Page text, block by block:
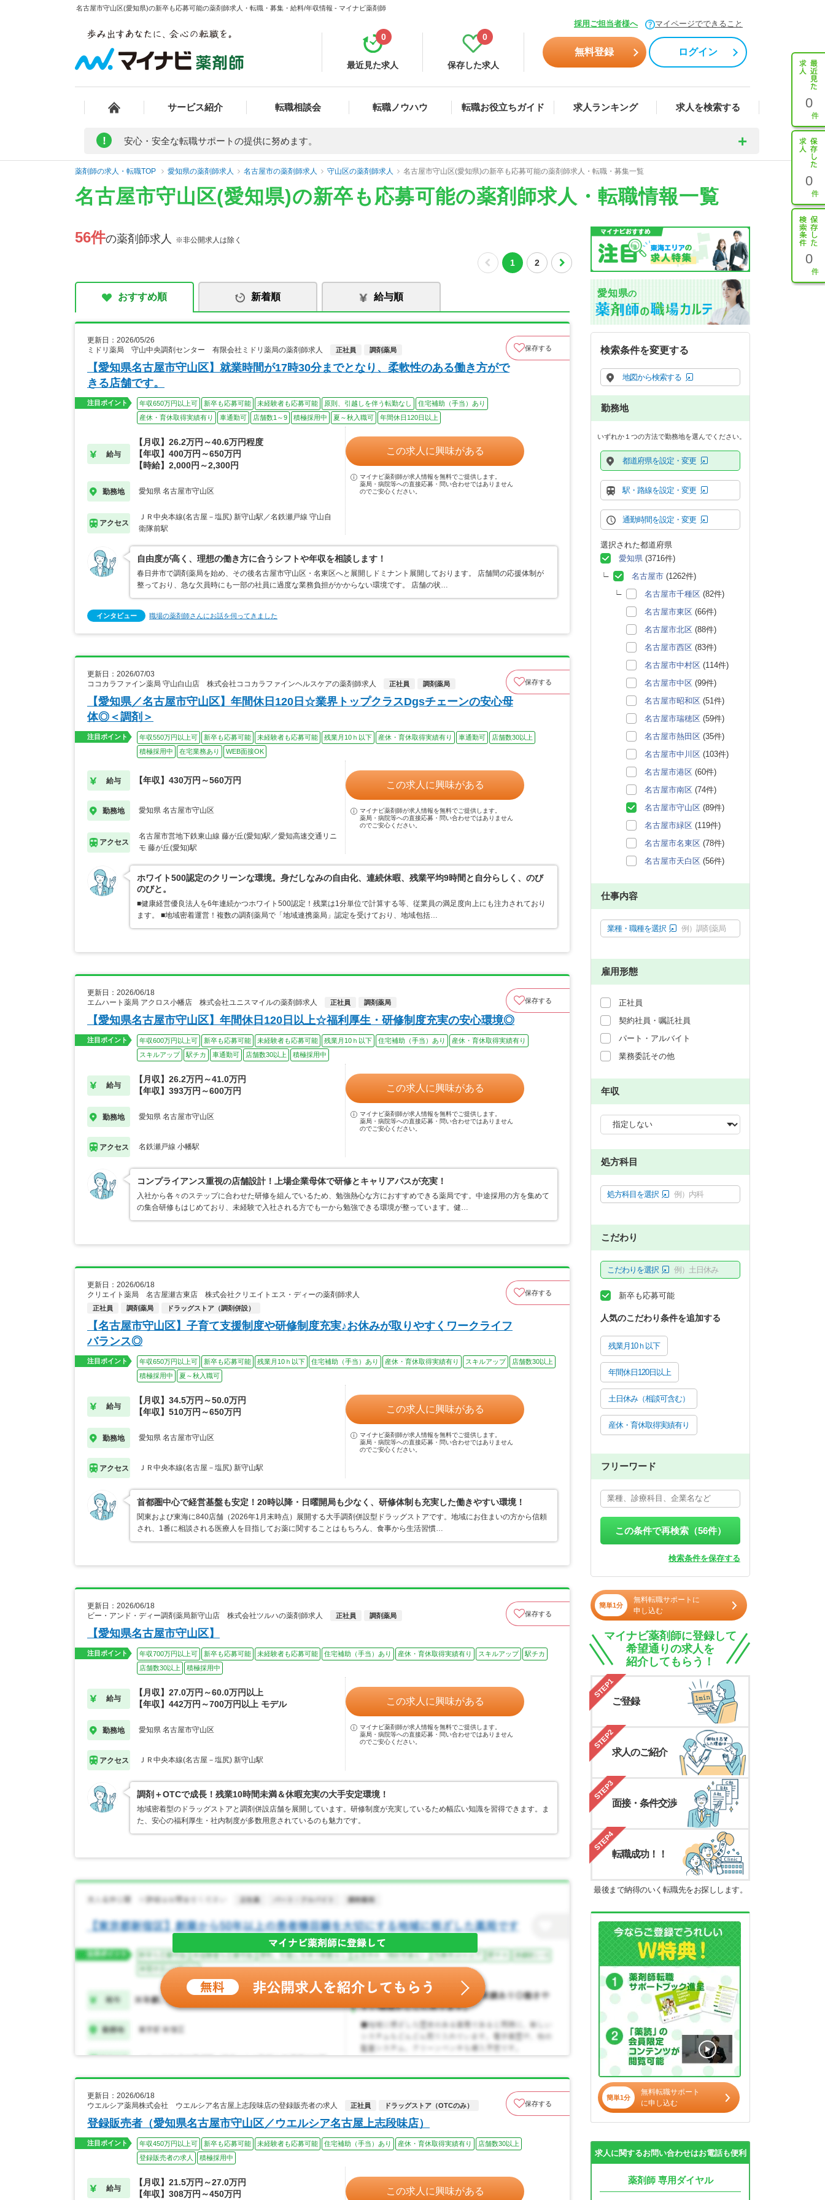
名古屋市守山区(愛知県)の新卒も応募可能の薬剤師求人・転職・募集・給料/年収情報 - マイナビ薬剤師
採用ご担当者様へ マイページでできること
最近見た求人
0
保存した求人
0
無料登録 ログイン
サービス紹介 転職相談会 転職ノウハウ 転職お役立ちガイド 求人ランキング 求人を検索する 0
0
0
! 安心・安全な転職サポートの提供に努めます。
薬剤師の求人・転職TOP 愛知県の薬剤師求人 名古屋市の薬剤師求人 守山区の薬剤師求人 名古屋市守山区(愛知県)の新卒も応募可能の薬剤師求人・転職・募集一覧
名古屋市守山区(愛知県)の新卒も応募可能の薬剤師求人・転職情報一覧
56件の薬剤師求人 ※非公開求人は除く
1 2
おすすめ順 新着順 給与順
更新日：2026/05/26
ミドリ薬局 守山中央調剤センター 有限会社ミドリ薬局の薬剤師求人
正社員 調剤薬局 保存する
【愛知県名古屋市守山区】就業時間が17時30分までとなり、柔軟性のある働き方がで
きる店舗です。
注目ポイント 年収650万円以上可 新卒も応募可能 未経験者も応募可能 原則、引越しを伴う転勤なし
住宅補助（手当）あり
産休・育休取得実績有り
車通勤可 店舗数1～9 積極採用中 夏～秋入職可 年間休日120日以上
給与
【月収】26.2万円～40.6万円程度
【年収】400万円～650万円
【時給】2,000円～2,300円
勤務地 愛知県 名古屋市守山区
アクセス
ＪＲ中央本線(名古屋－塩尻) 新守山駅／名鉄瀬戸線 守山自
衛隊前駅
この求人に興味がある
マイナビ薬剤師が求人情報を無料でご提供します。
薬局・病院等への直接応募・問い合わせではありません
のでご安心ください。
自由度が高く、理想の働き方に合うシフトや年収を相談します！
春日井市で調剤薬局を始め、その後名古屋市守山区・名東区へと展開しドミナント展開しております。 店舗間の応援体制が
整っており、急な欠員時にも一部の社員に過度な業務負担がかからない環境です。 店舗の状…
インタビュー 職場の薬剤師さんにお話を伺ってきました
更新日：2026/07/03
ココカラファイン薬局 守山白山店 株式会社ココカラファインヘルスケアの薬剤師求人
正社員 調剤薬局 保存する
【愛知県／名古屋市守山区】年間休日120日☆業界トップクラスDgsチェーンの安心母
体◎＜調剤＞
注目ポイント 年収550万円以上可 新卒も応募可能 未経験者も応募可能 残業月10ｈ以下 産休・育休取得実績有り 車通勤可
店舗数30以上
積極採用中
在宅業務あり WEB面接OK
給与 【年収】430万円～560万円
勤務地 愛知県 名古屋市守山区
アクセス
名古屋市営地下鉄東山線 藤が丘(愛知)駅／愛知高速交通リニ
モ 藤が丘(愛知)駅
この求人に興味がある
マイナビ薬剤師が求人情報を無料でご提供します。
薬局・病院等への直接応募・問い合わせではありません
のでご安心ください。
ホワイト500認定のクリーンな環境。身だしなみの自由化、連続休暇、残業平均9時間と自分らしく、のび
のびと。
■健康経営優良法人を6年連続かつホワイト500認定！残業は1分単位で計算する等、従業員の満足度向上にも注力されており
ます。 ■地域密着運営！複数の調剤薬局で「地域連携薬局」認定を受けており、地域包括…
更新日：2026/06/18
エムハート薬局 アクロス小幡店 株式会社ユニスマイルの薬剤師求人
正社員 調剤薬局 保存する
【愛知県名古屋市守山区】年間休日120日以上☆福利厚生・研修制度充実の安心環境◎
注目ポイント 年収600万円以上可 新卒も応募可能 未経験者も応募可能 残業月10ｈ以下 住宅補助（手当）あり
産休・育休取得実績有り
スキルアップ
駅チカ 車通勤可 店舗数30以上 積極採用中
給与
【月収】26.2万円～41.0万円
【年収】393万円～600万円
勤務地 愛知県 名古屋市守山区
アクセス 名鉄瀬戸線 小幡駅
この求人に興味がある
マイナビ薬剤師が求人情報を無料でご提供します。
薬局・病院等への直接応募・問い合わせではありません
のでご安心ください。
コンプライアンス重視の店舗設計！上場企業母体で研修とキャリアパスが充実！
入社から各々のステップに合わせた研修を組んでいるため、勉強熱心な方におすすめできる薬局です。中途採用の方を集めて
の集合研修もはじめており、未経験で入社される方でも一から勉強できる環境が整っています。健…
更新日：2026/06/18
クリエイト薬局 名古屋瀬古東店 株式会社クリエイトエス・ディーの薬剤師求人
正社員 調剤薬局 ドラッグストア（調剤併設）
保存する
【名古屋市守山区】子育て支援制度や研修制度充実♪お休みが取りやすくワークライフ
バランス◎
注目ポイント 年収650万円以上可 新卒も応募可能 残業月10ｈ以下 住宅補助（手当）あり 産休・育休取得実績有り スキルアップ
店舗数30以上
積極採用中
夏～秋入職可
給与
【月収】34.5万円～50.0万円
【年収】510万円～650万円
勤務地 愛知県 名古屋市守山区
アクセス ＪＲ中央本線(名古屋－塩尻) 新守山駅
この求人に興味がある
マイナビ薬剤師が求人情報を無料でご提供します。
薬局・病院等への直接応募・問い合わせではありません
のでご安心ください。
首都圏中心で経営基盤も安定！20時以降・日曜開局も少なく、研修体制も充実した働きやすい環境！
関東および東海に840店舗（2026年1月末時点）展開する大手調剤併設型ドラッグストアです。地域にお住まいの方から信頼
され、1番に相談される医療人を目指してお薬に関することはもちろん、食事から生活習慣…
更新日：2026/06/18
ビー・アンド・ディー調剤薬局新守山店 株式会社ツルハの薬剤師求人
正社員 調剤薬局 保存する
【愛知県名古屋市守山区】
注目ポイント 年収700万円以上可 新卒も応募可能 未経験者も応募可能 住宅補助（手当）あり 産休・育休取得実績有り スキルアップ
駅チカ
店舗数30以上
積極採用中
給与
【月収】27.0万円～60.0万円以上
【年収】442万円～700万円以上 モデル
勤務地 愛知県 名古屋市守山区
アクセス ＪＲ中央本線(名古屋－塩尻) 新守山駅
この求人に興味がある
マイナビ薬剤師が求人情報を無料でご提供します。
薬局・病院等への直接応募・問い合わせではありません
のでご安心ください。
調剤＋OTCで成長！残業10時間未満＆休暇充実の大手安定環境！
地域密着型のドラッグストアと調剤併設店舗を展開しています。研修制度が充実しているため幅広い知識を習得できます。ま
た、安心の福利厚生・社内制度が多数用意されているのも魅力です。
更新日：2026/06/18
ウエルシア薬局株式会社 ウエルシア名古屋上志段味店の登録販売者の求人
正社員 ドラッグストア（OTCのみ） 保存する
登録販売者（愛知県名古屋市守山区／ウエルシア名古屋上志段味店）
注目ポイント 年収450万円以上可 新卒も応募可能 未経験者も応募可能 住宅補助（手当）あり 産休・育休取得実績有り
店舗数30以上
登録販売者の求人
積極採用中
給与
【月収】21.5万円～27.0万円
【年収】308万円～450万円
この求人に興味がある
愛知県の
検索条件を変更する
地図から検索する
勤務地
いずれか１つの方法で勤務地を選んでください。
都道府県を設定・変更
駅・路線を設定・変更
通勤時間を設定・変更
選択された都道府県
愛知県 (3716件)
名古屋市 (1262件)
名古屋市千種区 (82件)
名古屋市東区 (66件)
名古屋市北区 (88件)
名古屋市西区 (83件)
名古屋市中村区 (114件)
名古屋市中区 (99件)
名古屋市昭和区 (51件)
名古屋市瑞穂区 (59件)
名古屋市熱田区 (35件)
名古屋市中川区 (103件)
名古屋市港区 (60件)
名古屋市南区 (74件)
名古屋市守山区 (89件)
名古屋市緑区 (119件)
名古屋市名東区 (78件)
名古屋市天白区 (56件)
仕事内容
業種・職種を選択 例）調剤薬局
雇用形態
正社員
契約社員・嘱託社員
パート・アルバイト
業務委託その他
年収
処方科目
処方科目を選択 例）内科
こだわり
こだわりを選択 例）土日休み
新卒も応募可能
人気のこだわり条件を追加する
残業月10ｈ以下
年間休日120日以上
土日休み（相談可含む）
産休・育休取得実績有り
フリーワード
この条件で再検索（56件）
検索条件を保存する
簡単1分
無料転職サポートに
申し込む
マイナビ薬剤師に登録して
希望通りの求人を
紹介してもらう！
STEP1
ご登録
STEP2
求人のご紹介
STEP3
面接・条件交渉
STEP4
転職成功！！
最後まで納得のいく転職先をお探しします。
簡単1分
無料転職サポート
に申し込む
求人に関するお問い合わせはお電話も便利
薬剤師 専用ダイヤル